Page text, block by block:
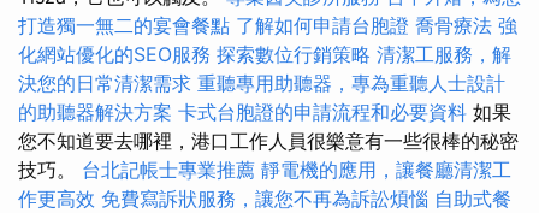
打造獨一無二的宴會餐點 了解如何申請台胞證 喬骨療法 強
化網站優化的SEO服務 探索數位行銷策略 清潔工服務，解
決您的日常清潔需求 重聽專用助聽器，專為重聽人士設計
的助聽器解決方案 卡式台胞證的申請流程和必要資料 如果
您不知道要去哪裡，港口工作人員很樂意有一些很棒的秘密
技巧。 台北記帳士專業推薦 靜電機的應用，讓餐廳清潔工
作更高效 免費寫訴狀服務，讓您不再為訴訟煩惱 自助式餐